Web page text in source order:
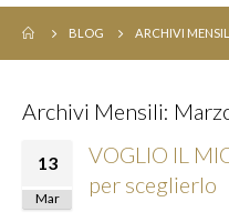
BLOG ARCHIVI
Archivi Mensili:
13
Mar
VOGLIO IL
per sceglierlo